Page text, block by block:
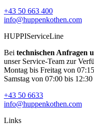
+43 50 663 400
info@huppenkothen.com
HUPPIServiceLine
Bei technischen Anfragen
unser Service-Team zur
Montag bis Freitag von
Samstag von 07:00 bis
+43 50 6633
info@huppenkothen.com
Links